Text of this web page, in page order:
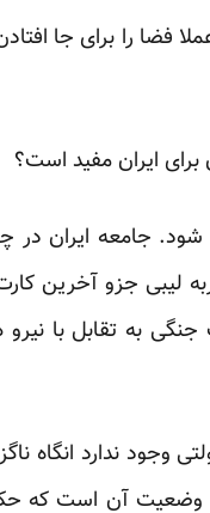
را برای جا
ایران مفید است؟
شود. جامعه ایران در
لیبی جزو آخرین
به تقابل با
ندارد انگاه
وضعیت آن است که